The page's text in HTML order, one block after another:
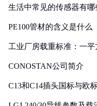
生活中常见的传感器有哪
PE100管材的含义是什么
工业厂房载重标准：一
CONOSTAN公司简介
C13和C14插头国标与欧